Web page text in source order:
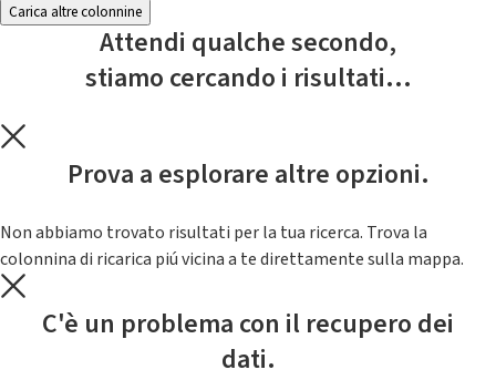
Carica altre colonnine
Attendi qualche secondo,
stiamo cercando i risultati...
Prova a esplorare altre opzioni.
Non abbiamo trovato risultati per la tua ricerca. Trova la
colonnina di ricarica piú vicina a te direttamente sulla mappa.
C'è un problema con il recupero dei
dati.